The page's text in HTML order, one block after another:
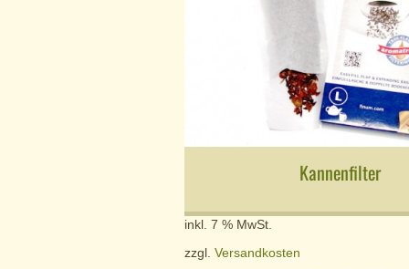
Kannenfilter
inkl. 7 % MwSt.
zzgl. Versandkosten